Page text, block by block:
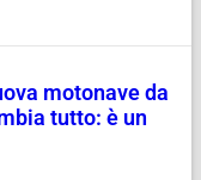
motonave da
tutto: è un